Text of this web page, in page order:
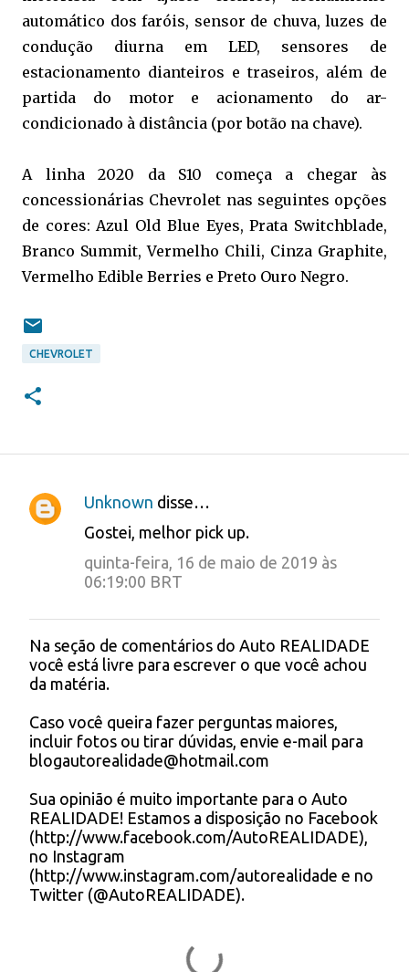
automático dos faróis, sensor de chuva, luzes de
condução diurna em LED, sensores de
estacionamento dianteiros e traseiros, além de
partida do motor e acionamento do ar-
condicionado à distância (por botão na chave).
A linha 2020 da S10 começa a chegar às
concessionárias Chevrolet nas seguintes opções
de cores: Azul Old Blue Eyes, Prata Switchblade,
Branco Summit, Vermelho Chili, Cinza Graphite,
Vermelho Edible Berries e Preto Ouro Negro.
CHEVROLET
C
t
á
r
i
o
s
Unknown disse…
Gostei, melhor pick up.
quinta-feira, 16 de maio de 2019 às
06:19:00 BRT
P
o
s
a
r
u
c
o
m
e
n
t
Na seção de comentários do Auto REALIDADE
você está livre para escrever o que você achou
da matéria.
Caso você queira fazer perguntas maiores,
incluir fotos ou tirar dúvidas, envie e-mail para
blogautorealidade@hotmail.com
Sua opinião é muito importante para o Auto
REALIDADE! Estamos a disposição no Facebook
(http://www.facebook.com/AutoREALIDADE),
no Instagram
(http://www.instagram.com/autorealidade e no
Twitter (@AutoREALIDADE).